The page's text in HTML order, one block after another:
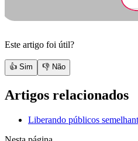
Este artigo foi útil?
👍 Sim 👎 Não
Artigos relacionados
Liberando públicos